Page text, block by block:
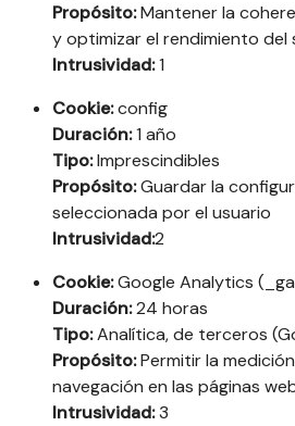
Propósito:Mantener la
y optimizar el rendimiento del
Intrusividad:1
Cookie:config
Duración:1 año
Tipo:Imprescindibles
Propósito:Guardar la
seleccionada por el usuario
Intrusividad:2
Cookie:Google Analytics
Duración:24 horas
Tipo:Analítica, de terceros
Propósito:Permitir la
navegación en las páginas
Intrusividad:3